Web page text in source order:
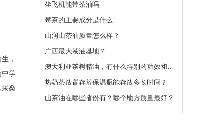
，
中学
采桑
坐飞机能带茶油吗
莓茶的主要成分是什么
山润山茶油质量怎么样？
广西最大茶油基地？
热奶茶放置存放保温瓶能存放多长时间？
山茶油在哪些省份有？哪个地方质量最好？